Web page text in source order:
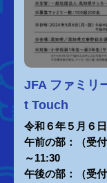
JFA ファミリ
t Touch
令和６年５月６日
午前の部：（受
～11:30
午後の部：（受